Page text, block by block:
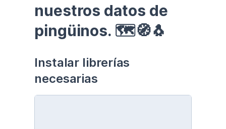
nuestros datos de
pingüinos. 🗺🧭🐧
Instalar librerías
necesarias